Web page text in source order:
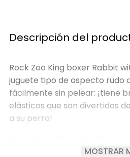
Descripción del
Rock Zoo King boxer Rabbit
juguete tipo de aspecto rudo
fácilmente sin pelear: ¡tiene
elásticos que son divertidos
a su perro!
MOSTRAR